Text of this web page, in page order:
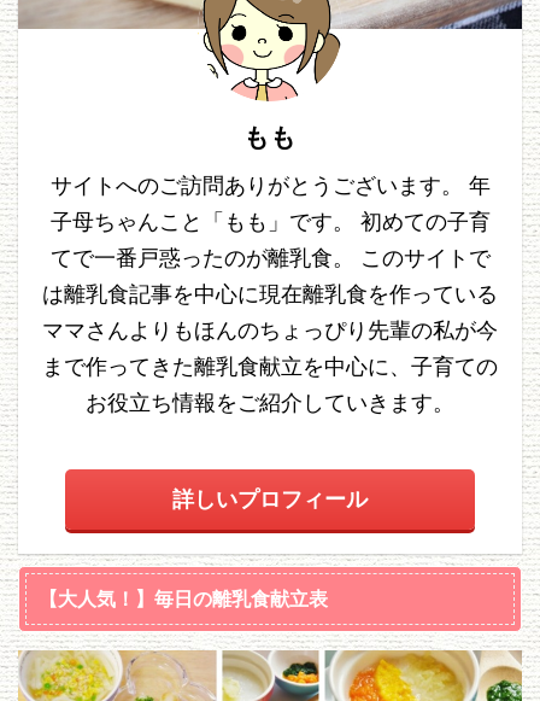
もも
サイトへのご訪問ありがとうございます。 年
子母ちゃんこと「もも」です。 初めての子育
てで一番戸惑ったのが離乳食。 このサイトで
は離乳食記事を中心に現在離乳食を作っている
ママさんよりもほんのちょっぴり先輩の私が今
まで作ってきた離乳食献立を中心に、子育ての
お役立ち情報をご紹介していきます。
詳しいプロフィール
【大人気！】毎日の離乳食献立表